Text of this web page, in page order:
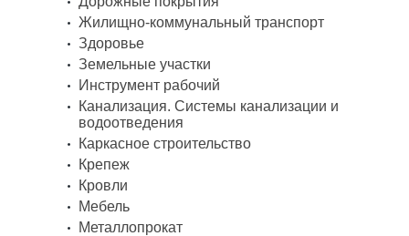
Жилищно-коммунальный транспорт
Здоровье
Земельные участки
Инструмент рабочий
Канализация. Системы канализации и
водоотведения
Каркасное строительство
Крепеж
Кровли
Мебель
Металлопрокат